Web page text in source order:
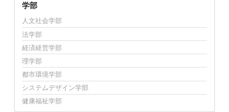
学部
人文社会学部
法学部
経済経営学部
理学部
都市環境学部
システムデザイン学部
健康福祉学部